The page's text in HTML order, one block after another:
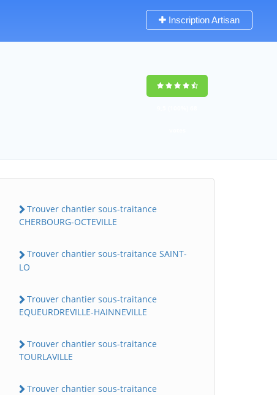
Inscription Artisan
Trouver chantier sous-traitance
CHERBOURG-OCTEVILLE
Trouver chantier sous-traitance SAINT-
LO
Trouver chantier sous-traitance
EQUEURDREVILLE-HAINNEVILLE
Trouver chantier sous-traitance
TOURLAVILLE
Trouver chantier sous-traitance